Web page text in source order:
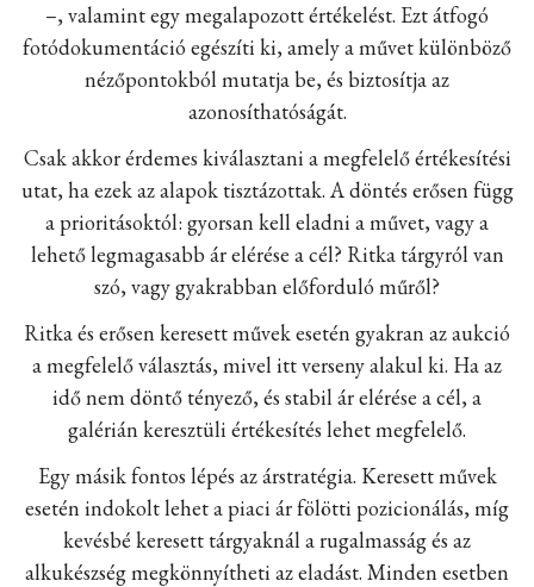
–, valamint egy megalapozott értékelést. Ezt átfogó
fotódokumentáció egészíti ki, amely a művet különböző
nézőpontokból mutatja be, és biztosítja az
azonosíthatóságát.
Csak akkor érdemes kiválasztani a megfelelő értékesítési
utat, ha ezek az alapok tisztázottak. A döntés erősen függ
a prioritásoktól: gyorsan kell eladni a művet, vagy a
lehető legmagasabb ár elérése a cél? Ritka tárgyról van
szó, vagy gyakrabban előforduló műről?
Ritka és erősen keresett művek esetén gyakran az aukció
a megfelelő választás, mivel itt verseny alakul ki. Ha az
idő nem döntő tényező, és stabil ár elérése a cél, a
galérián keresztüli értékesítés lehet megfelelő.
Egy másik fontos lépés az árstratégia. Keresett művek
esetén indokolt lehet a piaci ár fölötti pozicionálás, míg
kevésbé keresett tárgyaknál a rugalmasság és az
alkukészség megkönnyítheti az eladást. Minden esetben